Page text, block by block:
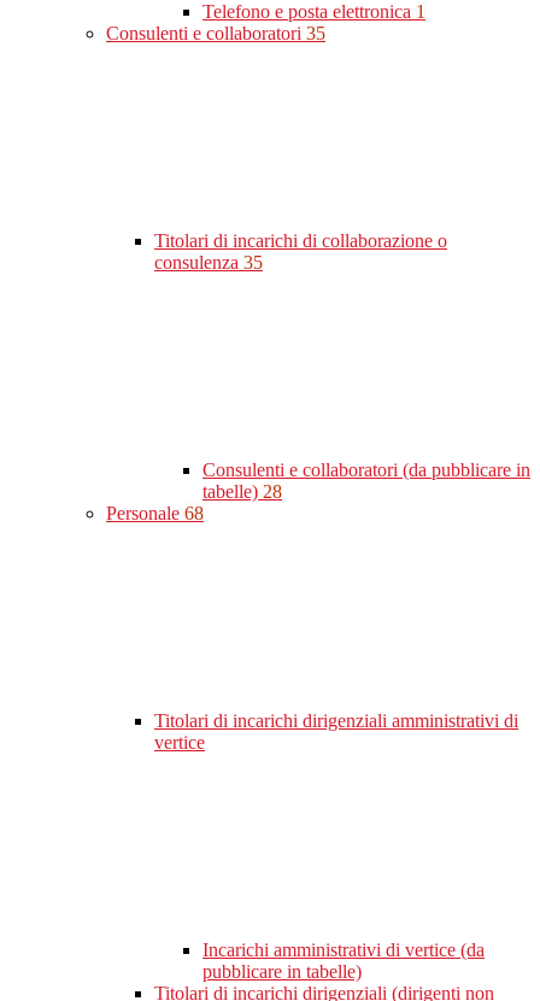
Telefono e posta elettronica 1
Consulenti e collaboratori 35
Titolari di incarichi di collaborazione o
consulenza 35
Consulenti e collaboratori (da pubblicare in
tabelle) 28
Personale 68
Titolari di incarichi dirigenziali amministrativi di
vertice
Incarichi amministrativi di vertice (da
pubblicare in tabelle)
Titolari di incarichi dirigenziali (dirigenti non